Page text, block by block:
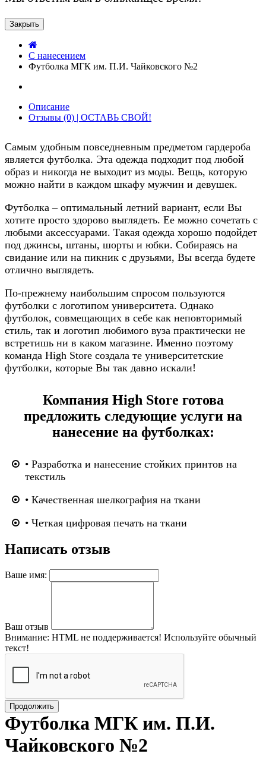
Закрыть
C нанесением
Футболка МГК им. П.И. Чайковского №2
Описание
Отзывы (0) | ОСТАВЬ СВОЙ!
Самым удобным повседневным предметом гардероба
является футболка. Эта одежда подходит под любой
образ и никогда не выходит из моды. Вещь, которую
можно найти в каждом шкафу мужчин и девушек.
Футболка – оптимальный летний вариант, если Вы
хотите просто здорово выглядеть. Ее можно сочетать с
любыми аксессуарами. Такая одежда хорошо подойдет
под джинсы, штаны, шорты и юбки. Собираясь на
свидание или на пикник с друзьями, Вы всегда будете
отлично выглядеть.
По-прежнему наибольшим спросом пользуются
футболки с логотипом университета. Однако
футболок, совмещающих в себе как неповторимый
стиль, так и логотип любимого вуза практически не
встретишь ни в каком магазине. Именно поэтому
команда High Store создала те университетские
футболки, которые Вы так давно искали!
Компания High Store готова
предложить следующие услуги на
нанесение на футболках:
• Разработка и нанесение стойких принтов на
текстиль
• Качественная шелкография на ткани
• Четкая цифровая печать на ткани
Написать отзыв
Ваше имя:
Ваш отзыв
Внимание: HTML не поддерживается! Используйте обычный
текст!
Продолжить
Футболка МГК им. П.И.
Чайковского №2